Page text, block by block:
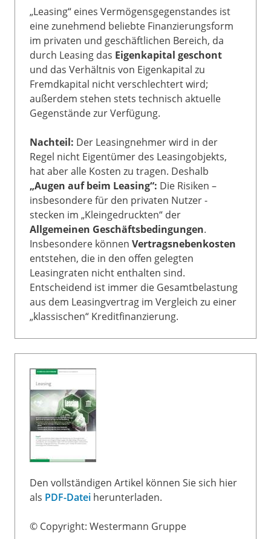
„Leasing“ eines Vermögensgegenstandes ist
eine zunehmend beliebte Finanzierungsform
im privaten und geschäftlichen Bereich, da
durch Leasing das Eigenkapital geschont
und das Verhältnis von Eigenkapital zu
Fremdkapital nicht verschlechtert wird;
außerdem stehen stets technisch aktuelle
Gegenstände zur Verfügung.
Nachteil: Der Leasingnehmer wird in der
Regel nicht Eigentümer des Leasingobjekts,
hat aber alle Kosten zu tragen. Deshalb
„Augen auf beim Leasing“: Die Risiken –
insbesondere für den privaten Nutzer -
stecken im „Kleingedruckten“ der
Allgemeinen Geschäftsbedingungen.
Insbesondere können Vertragsnebenkosten
entstehen, die in den offen gelegten
Leasingraten nicht enthalten sind.
Entscheidend ist immer die Gesamtbelastung
aus dem Leasingvertrag im Vergleich zu einer
„klassischen“ Kreditfinanzierung.
Den vollständigen Artikel können Sie sich hier
als PDF-Datei herunterladen.
© Copyright: Westermann Gruppe